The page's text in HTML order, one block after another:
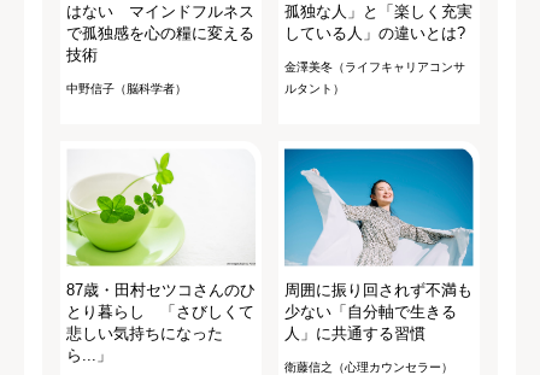
はない マインドフルネス
で孤独感を心の糧に変える
技術
中野信子（脳科学者）
孤独な人」と「楽しく充実
している人」の違いとは?
金澤美冬（ライフキャリアコンサ
ルタント）
87歳・田村セツコさんのひ
とり暮らし 「さびしくて
悲しい気持ちになった
ら...」
周囲に振り回されず不満も
少ない「自分軸で生きる
人」に共通する習慣
衛藤信之（心理カウンセラー）